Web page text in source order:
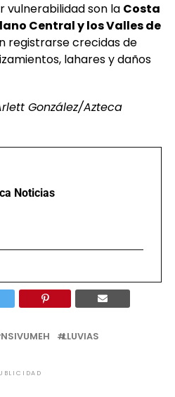
vulnerabilidad son la Costa
Central y los Valles de
registrarse crecidas de
lahares y daños
González/Azteca
Noticias
LLUVIAS